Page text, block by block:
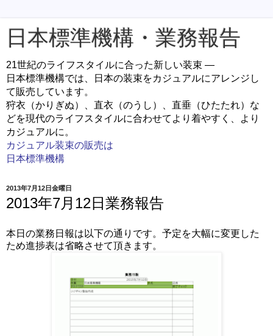
日本標準機構・業務報告
21世紀のライフスタイルに合った新しい装束 ―
日本標準機構では、日本の装束をカジュアルにアレンジし
て販売しています。
狩衣（かりぎぬ）、直衣（のうし）、直垂（ひたたれ）な
どを現代のライフスタイルに合わせてより着やすく、より
カジュアルに。
カジュアル装束の販売は
日本標準機構
2013年7月12日金曜日
2013年7月12日業務報告
本日の業務日報は以下の通りです。予定を大幅に変更した
ため進捗表は省略させて頂きます。